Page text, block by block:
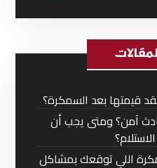
قيمتها بعد السمكرة؟
آمن؟ ومتى يجب أن
اللي توقعك بمشاكل